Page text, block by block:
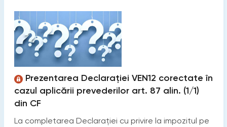
Prezentarea Declarației VEN12 corectate în
cazul aplicării prevederilor art. 87 alin. (1/1)
din CF
La completarea Declarației cu privire la impozitul pe